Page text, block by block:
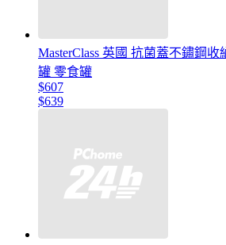
MasterClass 英國 抗菌蓋不鏽鋼
罐 零食罐
$607
$639